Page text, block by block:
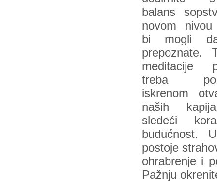
balans
novom
bi mogli
prepoznate.
meditacije
treba
iskrenom
naših
sledeći
budućnost.
postoje
ohrabrenje i
Pažnju